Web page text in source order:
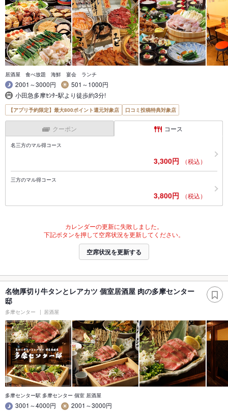
居酒屋 食べ放題 海鮮 宴会 ランチ
2001～3000円
501～1000円
小田急多摩ｾﾝﾀｰ駅より徒歩約3分!
【アプリ予約限定】最大800ポイント還元対象店 口コミ投稿特典対象店
クーポン コース
名三方のマル得コース
3,300円 （税込）
三方のマル得コース
3,800円 （税込）
カレンダーの更新に失敗しました。
下記ボタンを押して空席状況を更新してください。
空席状況を更新する
名物厚切り牛タンとレアカツ 個室居酒屋 肉の多摩センター
邸
多摩センター 居酒屋
多摩センター駅 多摩センター 個室 居酒屋
3001～4000円
2001～3000円